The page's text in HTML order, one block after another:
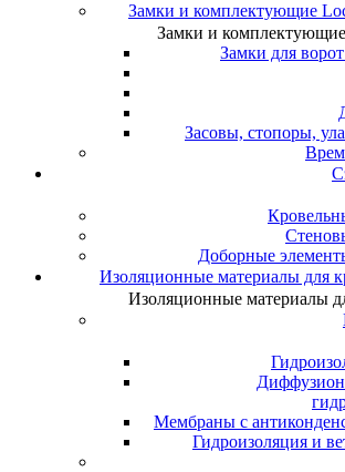
Замки и комплектующие
Замки и
Замки для
Засовы, стопоры,
Доборные
Изоляционные материалы для
Изоляционные материалы
Мембраны с
Гидроизоляция и